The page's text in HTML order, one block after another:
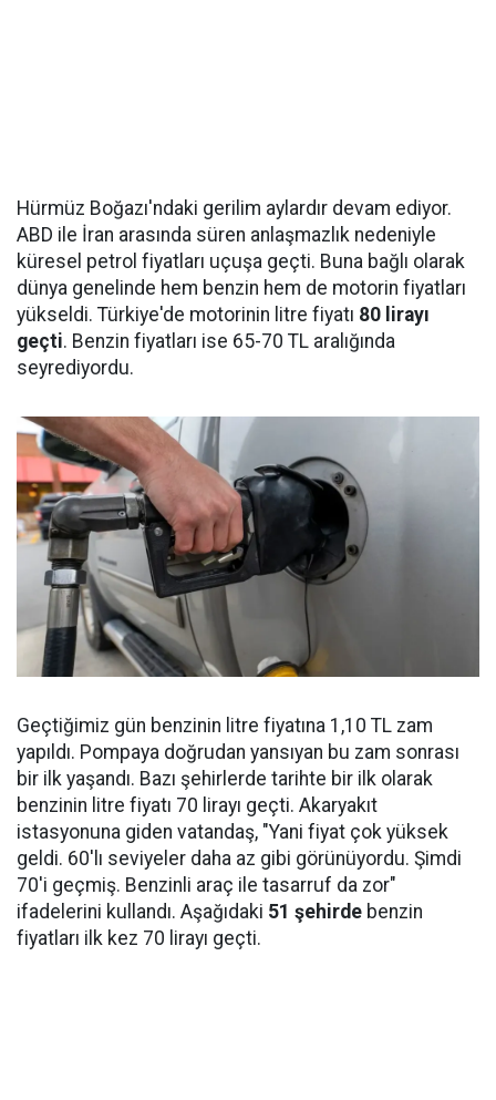
Hürmüz Boğazı'ndaki gerilim aylardır devam ediyor.
ABD ile İran arasında süren anlaşmazlık nedeniyle
küresel petrol fiyatları uçuşa geçti. Buna bağlı olarak
dünya genelinde hem benzin hem de motorin fiyatları
yükseldi. Türkiye'de motorinin litre fiyatı 80 lirayı
geçti. Benzin fiyatları ise 65-70 TL aralığında
seyrediyordu.
Geçtiğimiz gün benzinin litre fiyatına 1,10 TL zam
yapıldı. Pompaya doğrudan yansıyan bu zam sonrası
bir ilk yaşandı. Bazı şehirlerde tarihte bir ilk olarak
benzinin litre fiyatı 70 lirayı geçti. Akaryakıt
istasyonuna giden vatandaş, "Yani fiyat çok yüksek
geldi. 60'lı seviyeler daha az gibi görünüyordu. Şimdi
70'i geçmiş. Benzinli araç ile tasarruf da zor"
ifadelerini kullandı. Aşağıdaki 51 şehirde benzin
fiyatları ilk kez 70 lirayı geçti.